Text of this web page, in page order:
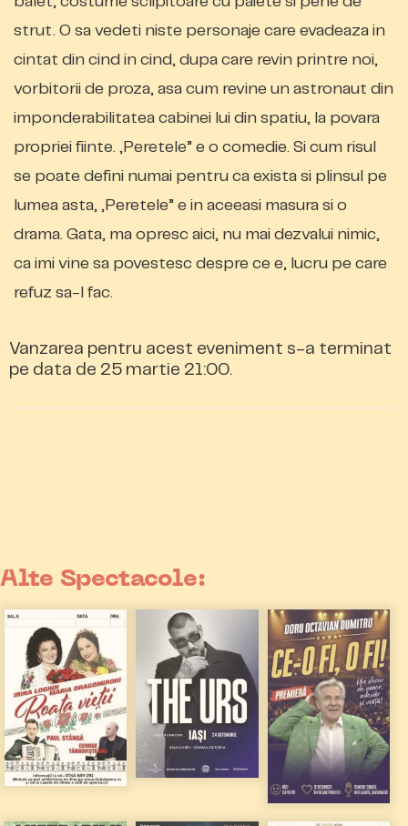
strut. O sa vedeti niste personaje care evadeaza in
cintat din cind in cind, dupa care revin printre noi,
vorbitorii de proza, asa cum revine un astronaut din
imponderabilitatea cabinei lui din spatiu, la povara
propriei fiinte. „Peretele” e o comedie. Si cum risul
se poate defini numai pentru ca exista si plinsul pe
lumea asta, „Peretele” e in aceeasi masura si o
drama. Gata, ma opresc aici, nu mai dezvalui nimic,
ca imi vine sa povestesc despre ce e, lucru pe care
refuz sa-l fac.
Vanzarea pentru acest eveniment s-a terminat
pe data de 25 martie 21:00.
Alte Spectacole: